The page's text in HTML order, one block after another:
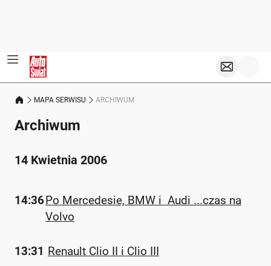
MAPA SERWISU ARCHIWUM
Archiwum
14 Kwietnia 2006
14:36Po Mercedesie, BMW i Audi ...czas na
Volvo
13:31 Renault Clio II i Clio III